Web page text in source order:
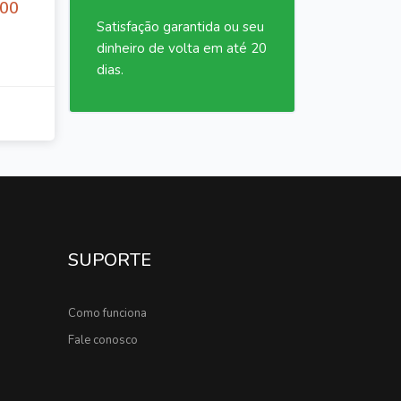
Satisfação garantida ou seu
dinheiro de volta em até 20
dias.
SUPORTE
Como funciona
Fale conosco